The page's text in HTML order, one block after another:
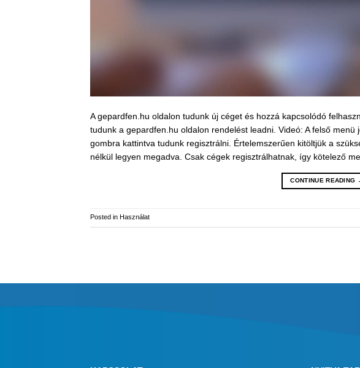
A gepardfen.hu oldalon tudunk új céget és hozzá kapcsolódó
tudunk a gepardfen.hu oldalon rendelést leadni. Videó: A felső
gombra kattintva tudunk regisztrálni. Értelemszerűen kitöltjük a
nélkül legyen megadva. Csak cégek regisztrálhatnak, így kötelező
CONTINUE READING
Posted in Használat